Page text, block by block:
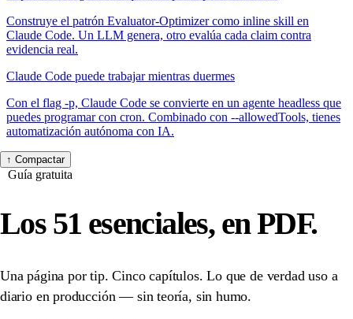
Construye el patrón Evaluator-Optimizer como inline skill en
Claude Code. Un LLM genera, otro evalúa cada claim contra
evidencia real.
Claude Code puede trabajar mientras duermes
Con el flag -p, Claude Code se convierte en un agente headless que
puedes programar con cron. Combinado con --allowedTools, tienes
automatización autónoma con IA.
↑ Compactar
Guía gratuita
Los 51 esenciales,en PDF.
Una página por tip. Cinco capítulos. Lo que de verdad uso a
diario en producción — sin teoría, sin humo.